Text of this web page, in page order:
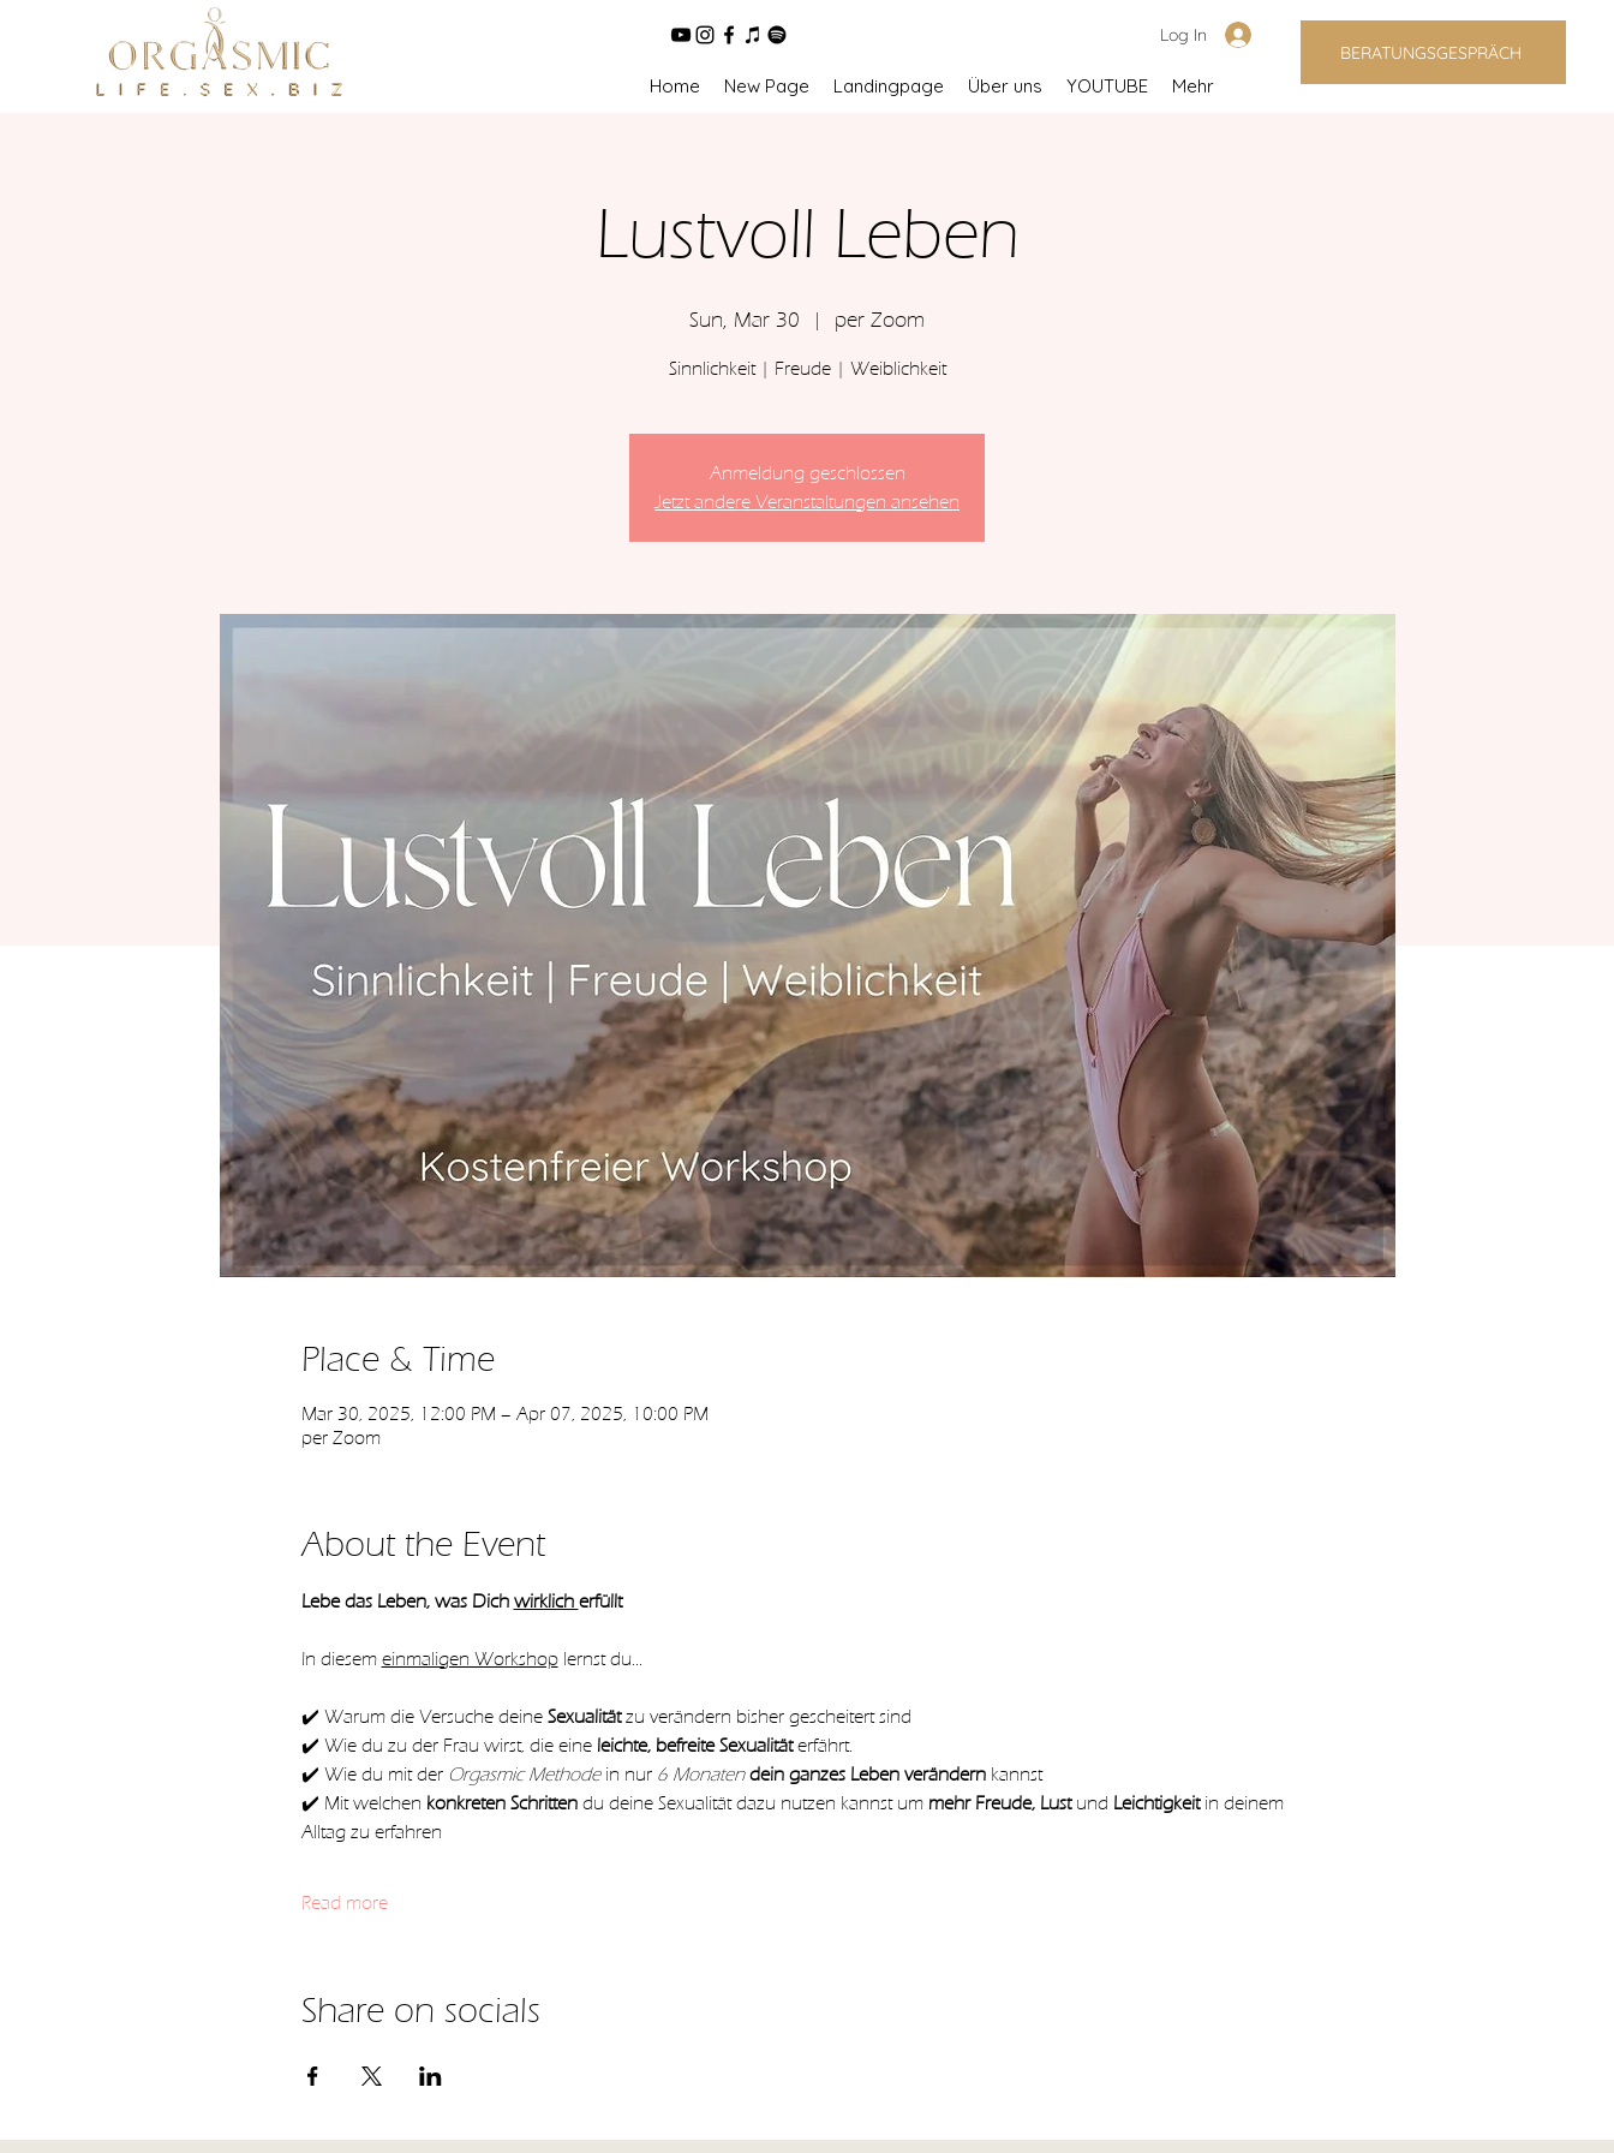
Log In
Home New Page Landingpage Über uns YOUTUBE Mehr
BERATUNGSGESPRÄCH
Lustvoll Leben
Sun, Mar 30
  |
per Zoom
Sinnlichkeit | Freude | Weiblichkeit
Anmeldung geschlossen
Jetzt andere Veranstaltungen ansehen
Place & Time
Mar 30, 2025, 12:00 PM – Apr 07, 2025, 10:00 PM
per Zoom
About the Event
Lebe das Leben, was Dich wirklich erfüllt
In diesem einmaligen Workshop lernst du…
✔️ Warum die Versuche deine Sexualität zu verändern bisher gescheitert sind
✔️ Wie du zu der Frau wirst, die eine leichte, befreite Sexualität erfährt.
✔️ Wie du mit der Orgasmic Methode in nur 6 Monaten dein ganzes Leben verändern kannst
✔️ Mit welchen konkreten Schritten du deine Sexualität dazu nutzen kannst um mehr Freude, Lust und Leichtigkeit in deinem
Alltag zu erfahren
Read more
Share on socials